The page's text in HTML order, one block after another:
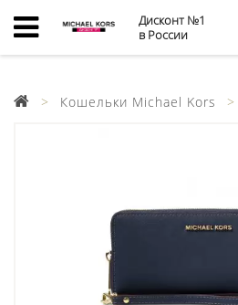
Дисконт №1
в России
Кошельки Michael Kors